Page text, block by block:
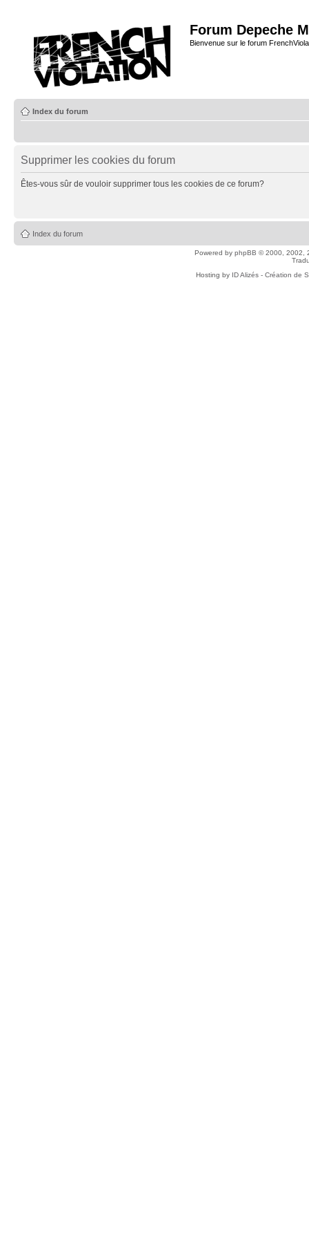
Forum Depeche
Bienvenue sur le forum
Index du forum
Supprimer les cookies du forum
Êtes-vous sûr de vouloir supprimer tous les cookies de ce forum?
Index du forum
Powered by phpBB © 2000, 2002,
Hosting by ID Alizés - Création de